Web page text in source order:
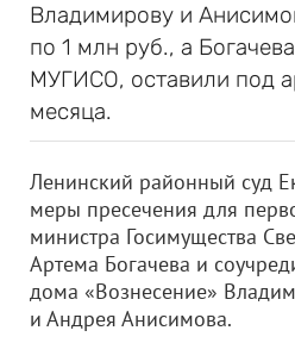
Владимирову и
по 1 млн руб., а
МУГИСО, оставили под
месяца.
Ленинский районный суд
меры пресечения для
министра Госимущества
Артема Богачева и
дома «Вознесение»
и Андрея Анисимова.